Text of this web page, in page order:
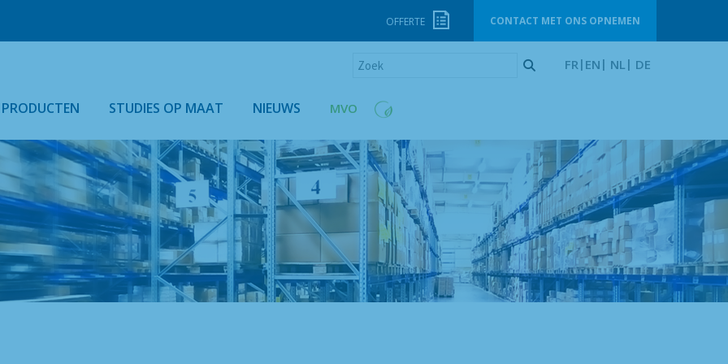
CONTACT MET ONS OPNEMEN
OFFERTE
STUDIES OP MAAT NIEUWS MVO
Zoek
FR EN NL DE